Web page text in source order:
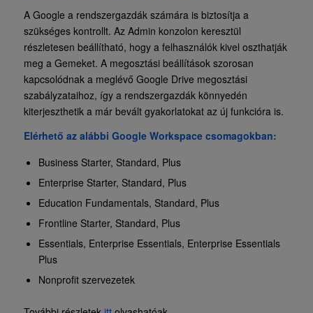
A Google a rendszergazdák számára is biztosítja a
szükséges kontrollt. Az Admin konzolon keresztül
részletesen beállítható, hogy a felhasználók kivel oszthatják
meg a Gemeket. A megosztási beállítások szorosan
kapcsolódnak a meglévő Google Drive megosztási
szabályzataihoz, így a rendszergazdák könnyedén
kiterjeszthetik a már bevált gyakorlatokat az új funkcióra is.
Elérhető az alábbi Google Workspace csomagokban:
Business Starter, Standard, Plus
Enterprise Starter, Standard, Plus
Education Fundamentals, Standard, Plus
Frontline Starter, Standard, Plus
Essentials, Enterprise Essentials, Enterprise Essentials
Plus
Nonprofit szervezetek